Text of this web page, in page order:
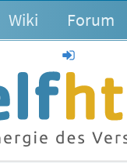
Wiki Forum
anmelden